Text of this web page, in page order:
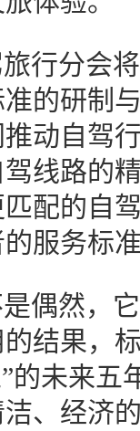
行分会
的研制
动自驾
线路的
配的自
服务标
偶然，
结果，
的未来
、经济